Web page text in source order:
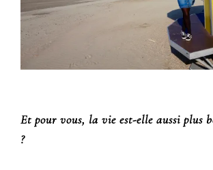
Et pour vous, la vie est-elle aussi plus
?